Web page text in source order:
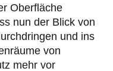
Oberfläche
nun der Blick von
und ins
von
mehr vor